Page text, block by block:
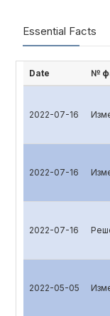
Essential Facts
Date №
2022-07-16
2022-07-16
2022-07-16
2022-05-05